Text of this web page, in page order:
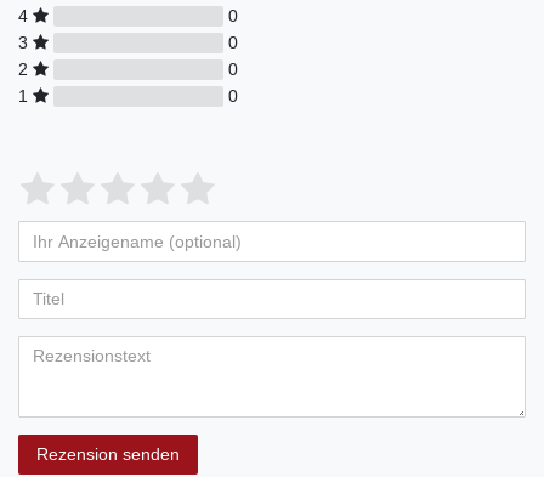
4
0
3
0
2
0
1
0
Rezension senden